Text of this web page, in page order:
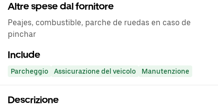
Altre spese dal fornitore
Peajes, combustible, parche de ruedas en caso de
pinchar
Include
Parcheggio Assicurazione del veicolo Manutenzione
Descrizione